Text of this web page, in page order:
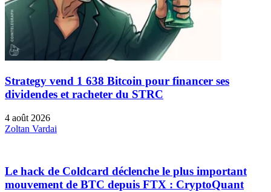
Strategy vend 1 638 Bitcoin pour financer ses
dividendes et racheter du STRC
4 août 2026
Zoltan Vardai
Le hack de Coldcard déclenche le plus important
mouvement de BTC depuis FTX : CryptoQuant